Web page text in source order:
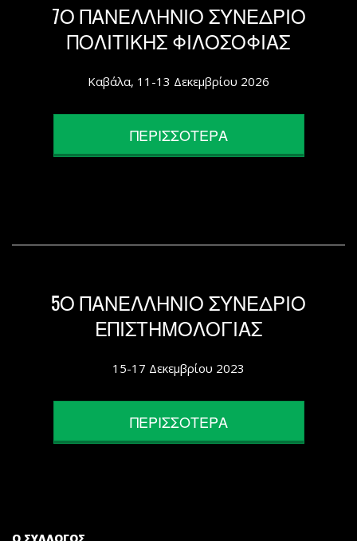
7Ο ΠΑΝΕΛΛΗΝΙΟ ΣΥΝΕΔΡΙΟ
ΠΟΛΙΤΙΚΗΣ ΦΙΛΟΣΟΦΙΑΣ
Καβάλα, 11-13 Δεκεμβρίου 2026
ΠΕΡΙΣΣΟΤΕΡΑ
5Ο ΠΑΝΕΛΛΗΝΙΟ ΣΥΝΕΔΡΙΟ
ΕΠΙΣΤΗΜΟΛΟΓΙΑΣ
15-17 Δεκεμβρίου 2023
ΠΕΡΙΣΣΟΤΕΡΑ